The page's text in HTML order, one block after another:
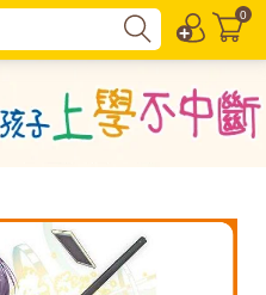
0